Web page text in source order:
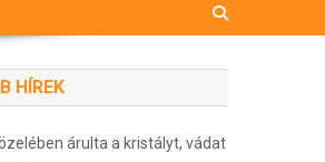
HÍREK
árulta a kristályt, vádat